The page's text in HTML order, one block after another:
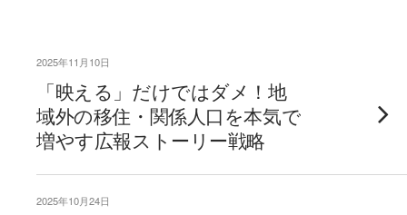
2025年11月10日
「映える」だけではダメ！地
域外の移住・関係人口を本気で
増やす広報ストーリー戦略
2025年10月24日